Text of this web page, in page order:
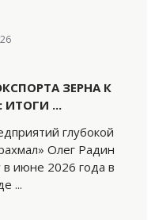
ЗЕРНА К
...
глубокой
Олег Радин
июне 2026 года в
...